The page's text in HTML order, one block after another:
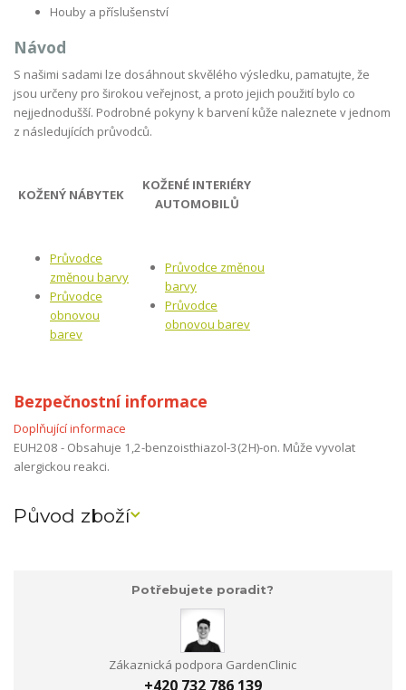
Houby a příslušenství
Návod
S našimi sadami lze dosáhnout skvělého výsledku, pamatujte, že
jsou určeny pro širokou veřejnost, a proto jejich použití bylo co
nejjednodušší. Podrobné pokyny k barvení kůže naleznete v jednom
z následujících průvodců.
KOŽENÝ NÁBYTEK
KOŽENÉ INTERIÉRY
AUTOMOBILŮ
Průvodce
změnou barvy
Průvodce
obnovou
barev
Průvodce změnou
barvy
Průvodce
obnovou barev
Bezpečnostní informace
Doplňující informace
EUH208 - Obsahuje 1,2-benzoisthiazol-3(2H)-on. Může vyvolat
alergickou reakci.
Původ zboží
Potřebujete poradit?
Zákaznická podpora GardenClinic
+420 732 786 139